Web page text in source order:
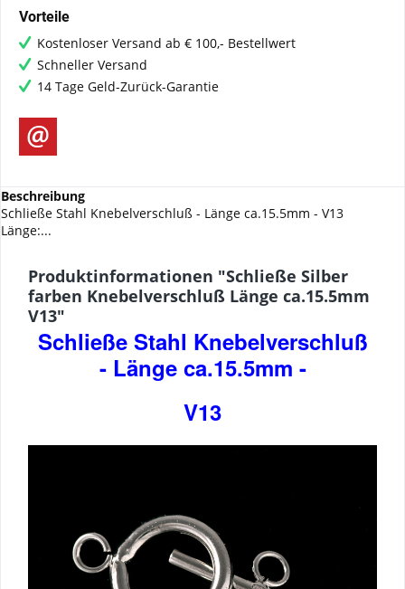
Vorteile
Kostenloser Versand ab € 100,- Bestellwert
Schneller Versand
14 Tage Geld-Zurück-Garantie
Beschreibung
Schließe Stahl Knebelverschluß - Länge ca.15.5mm - V13
Länge:...
Produktinformationen "Schließe Silber
farben Knebelverschluß Länge ca.15.5mm
V13"
Schließe Stahl Knebelverschluß
- Länge ca.15.5mm -
V13